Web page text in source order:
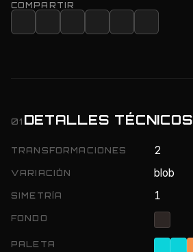
COMPARTIR
01 DETALLES TÉCNICOS
TRANSFORMACIONES 2
VARIACIÓN blob
SIMETRÍA 1
FONDO
PALETA